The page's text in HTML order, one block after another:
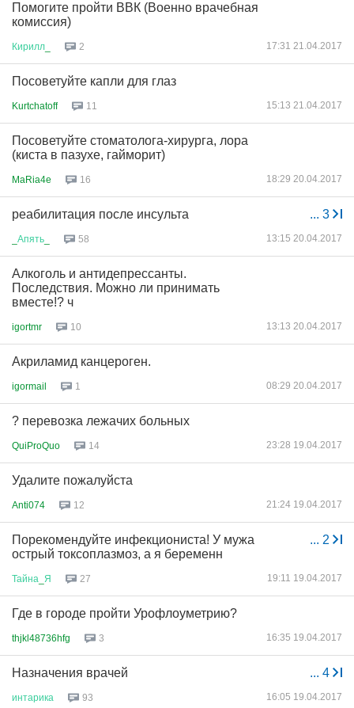
Помогите пройти ВВК (Военно врачебная
комиссия)
Кирилл 2 17:31 21.04.2017
Посоветуйте капли для глаз
Kurtchatoff 11 15:13 21.04.2017
Посоветуйте стоматолога-хирурга, лора
(киста в пазухе, гайморит)
MaRia4e 16 18:29 20.04.2017
... 3
реабилитация после инсульта
Апять 58 13:15 20.04.2017
Алкоголь и антидепрессанты.
Последствия. Можно ли принимать
вместе!? ч
igortmr 10 13:13 20.04.2017
Акриламид канцероген.
igormail 1 08:29 20.04.2017
? перевозка лежачих больных
QuiProQuo 14 23:28 19.04.2017
Удалите пожалуйста
Anti074 12 21:24 19.04.2017
... 2
Порекомендуйте инфекциониста! У мужа
острый токсоплазмоз, а я беременн
Тайна Я 27 19:11 19.04.2017
Где в городе пройти Урофлоуметрию?
thjkl48736hfg 3 16:35 19.04.2017
... 4
Назначения врачей
интарика 93 16:05 19.04.2017